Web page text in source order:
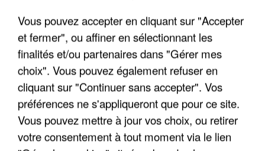
APRÈS TOUTES CES CANICULES, LES REFUGES
DE FAUNE SAUVAGE SONT...
Vous pouvez accepter en cliquant sur "Accepter
et fermer", ou affiner en sélectionnant les
finalités et/ou partenaires dans "Gérer mes
choix". Vous pouvez également refuser en
cliquant sur "Continuer sans accepter". Vos
préférences ne s'appliqueront que pour ce site.
Vous pouvez mettre à jour vos choix, ou retirer
votre consentement à tout moment via le lien